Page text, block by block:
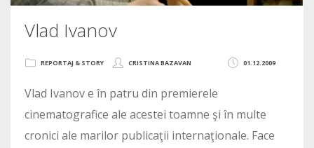
Vlad Ivanov
01.12.2009
REPORTAJ & STORY CRISTINA BAZAVAN
Vlad Ivanov e în patru din premierele
cinematografice ale acestei toamne şi în multe
cronici ale marilor publicaţii internaţionale. Face